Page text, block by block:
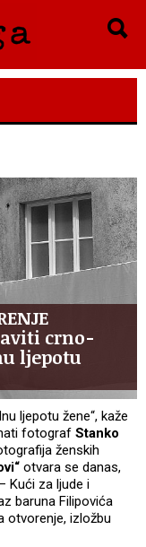
crno-
ljepotu
ljepotu žene“, kaže
fotograf Stanko
ženskih
otvara se danas,
Kući za ljude i
baruna Filipovića
otvorenje, izložbu